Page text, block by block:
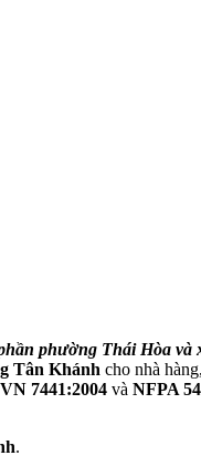
phường Thái Hòa và
Tân Khánh cho nhà
7441:2004 và NFPA
.